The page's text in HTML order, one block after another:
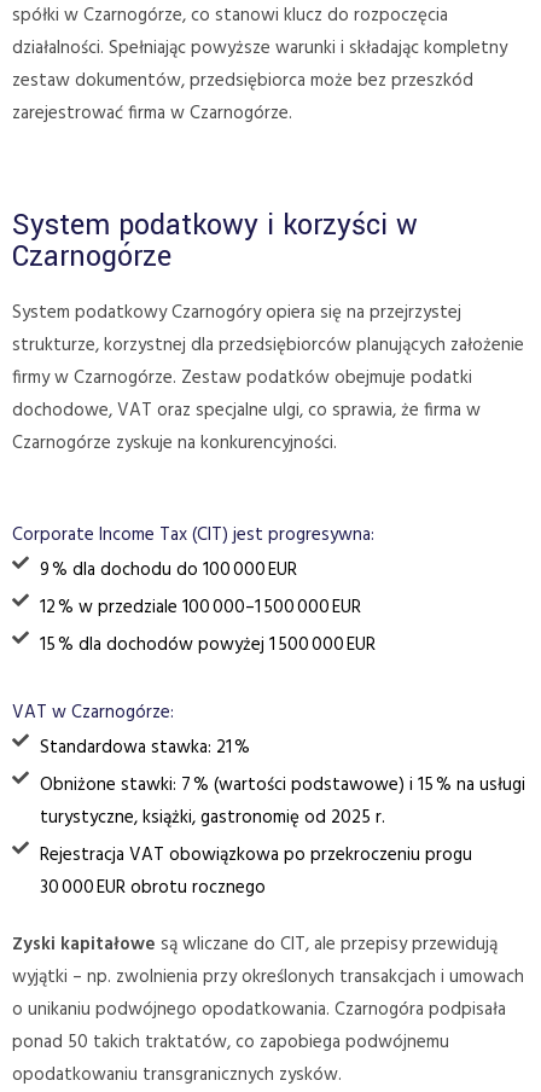
spółki w Czarnogórze, co stanowi klucz do rozpoczęcia
działalności. Spełniając powyższe warunki i składając kompletny
zestaw dokumentów, przedsiębiorca może bez przeszkód
zarejestrować firma w Czarnogórze.
System podatkowy i korzyści w
Czarnogórze
System podatkowy Czarnogóry opiera się na przejrzystej
strukturze, korzystnej dla przedsiębiorców planujących założenie
firmy w Czarnogórze. Zestaw podatków obejmuje podatki
dochodowe, VAT oraz specjalne ulgi, co sprawia, że firma w
Czarnogórze zyskuje na konkurencyjności.
Corporate Income Tax (CIT) jest progresywna:
9 % dla dochodu do 100 000 EUR
12 % w przedziale 100 000–1 500 000 EUR
15 % dla dochodów powyżej 1 500 000 EUR
VAT w Czarnogórze:
Standardowa stawka: 21 %
Obniżone stawki: 7 % (wartości podstawowe) i 15 % na usługi
turystyczne, książki, gastronomię od 2025 r.
Rejestracja VAT obowiązkowa po przekroczeniu progu
30 000 EUR obrotu rocznego
Zyski kapitałowe są wliczane do CIT, ale przepisy przewidują
wyjątki – np. zwolnienia przy określonych transakcjach i umowach
o unikaniu podwójnego opodatkowania. Czarnogóra podpisała
ponad 50 takich traktatów, co zapobiega podwójnemu
opodatkowaniu transgranicznych zysków.